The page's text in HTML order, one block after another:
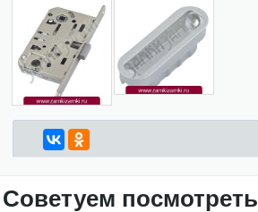
Советуем посмотреть